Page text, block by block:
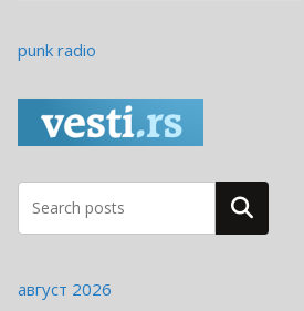
е
р
punk radio
Pretraga
август 2026